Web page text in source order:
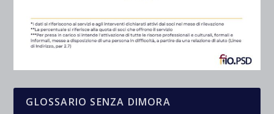
GLOSSARIO SENZA DIMORA